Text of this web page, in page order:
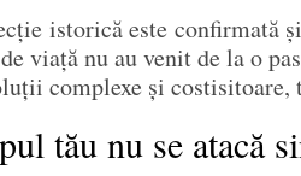
istorică este confirmată
viață nu au venit de la o
complexe și costisitoare,
tău nu se atacă